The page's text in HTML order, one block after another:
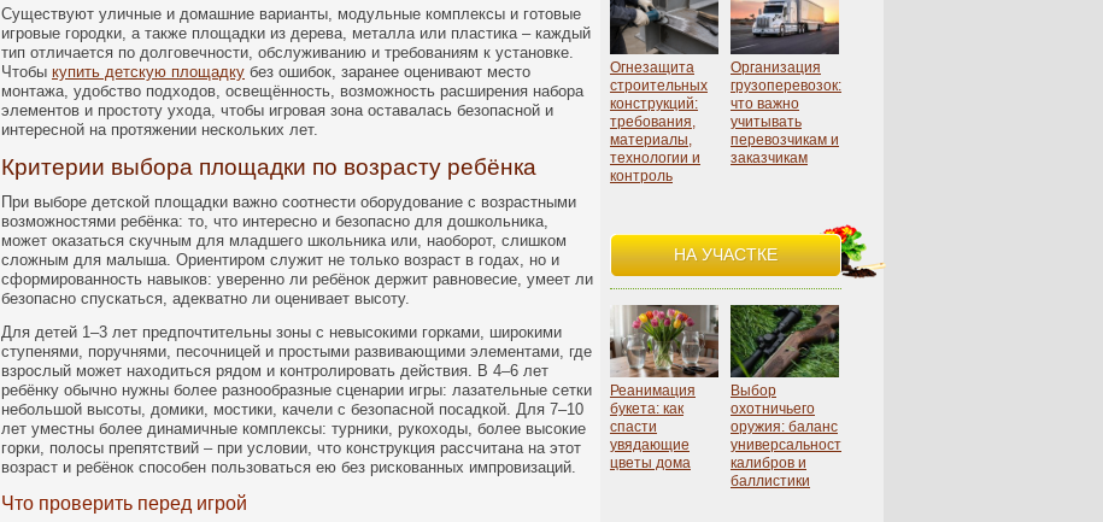
Огнезащита
строительных
конструкций:
требования,
материалы,
технологии и
контроль
Организация
грузоперевозок:
что важно
учитывать
перевозчикам и
заказчикам
НА УЧАСТКЕ
Реанимация
букета: как
спасти
увядающие
цветы дома
Выбор
охотничьего
оружия: баланс
универсальности,
калибров и
баллистики
Существуют уличные и домашние варианты, модульные комплексы и готовые
игровые городки, а также площадки из дерева, металла или пластика – каждый
тип отличается по долговечности, обслуживанию и требованиям к установке.
Чтобы купить детскую площадку без ошибок, заранее оценивают место
монтажа, удобство подходов, освещённость, возможность расширения набора
элементов и простоту ухода, чтобы игровая зона оставалась безопасной и
интересной на протяжении нескольких лет.
Критерии выбора площадки по возрасту ребёнка
При выборе детской площадки важно соотнести оборудование с возрастными
возможностями ребёнка: то, что интересно и безопасно для дошкольника,
может оказаться скучным для младшего школьника или, наоборот, слишком
сложным для малыша. Ориентиром служит не только возраст в годах, но и
сформированность навыков: уверенно ли ребёнок держит равновесие, умеет ли
безопасно спускаться, адекватно ли оценивает высоту.
Для детей 1–3 лет предпочтительны зоны с невысокими горками, широкими
ступенями, поручнями, песочницей и простыми развивающими элементами, где
взрослый может находиться рядом и контролировать действия. В 4–6 лет
ребёнку обычно нужны более разнообразные сценарии игры: лазательные сетки
небольшой высоты, домики, мостики, качели с безопасной посадкой. Для 7–10
лет уместны более динамичные комплексы: турники, рукоходы, более высокие
горки, полосы препятствий – при условии, что конструкция рассчитана на этот
возраст и ребёнок способен пользоваться ею без рискованных импровизаций.
Что проверить перед игрой